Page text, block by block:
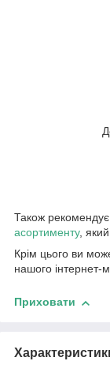
Також
асортименту,
Крім цього ви
нашого інтернет-
Приховати